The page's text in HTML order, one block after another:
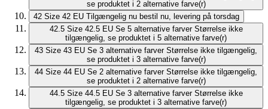
se produktet i 2 alternative farve(r)
42 Size 42 EU Tilgængelig nu bestil nu, levering på torsdag
42.5 Size 42.5 EU Se 5 alternative farver Størrelse ikke
tilgængelig, se produktet i 5 alternative farve(r)
43 Size 43 EU Se 3 alternative farver Størrelse ikke tilgængelig,
se produktet i 3 alternative farve(r)
44 Size 44 EU Se 2 alternative farver Størrelse ikke tilgængelig,
se produktet i 2 alternative farve(r)
44.5 Size 44.5 EU Se 3 alternative farver Størrelse ikke
tilgængelig, se produktet i 3 alternative farve(r)